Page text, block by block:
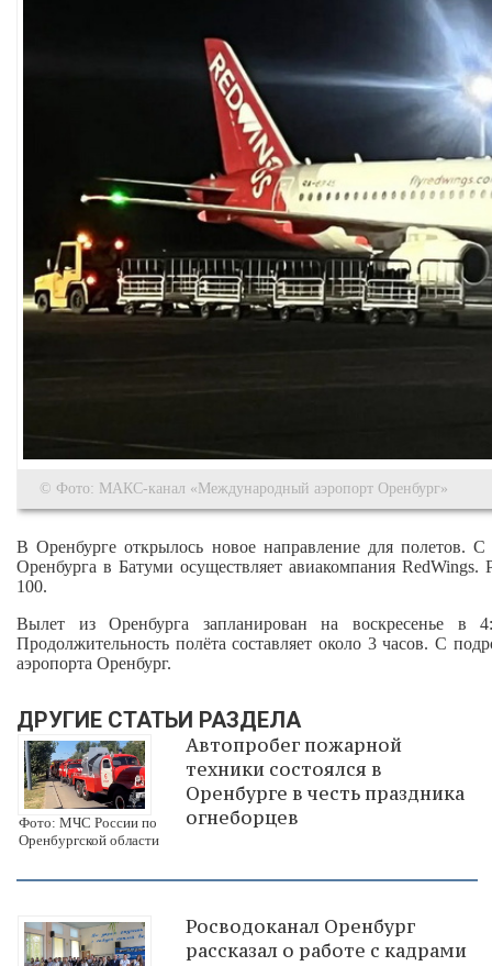
© Фото: МАКС-канал «Международный аэропорт Оренбург»
В Оренбурге открылось новое направление для
Оренбурга в Батуми осуществляет авиакомпания
100.
Вылет из Оренбурга запланирован на воскресенье
Продолжительность полёта составляет около 3 часов. С
аэропорта Оренбург.
ДРУГИЕ СТАТЬИ РАЗДЕЛА
Фото: МЧС России по
Оренбургской области
Автопробег пожарной
техники состоялся в
Оренбурге в честь праздника
огнеборцев
Росводоканал Оренбург
рассказал о работе с кадрами